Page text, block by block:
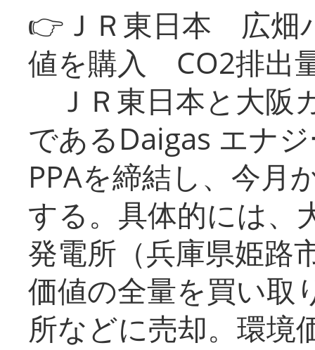
👉ＪＲ東日本 広畑
値を購入 CO2排出
ＪＲ東日本と大阪
であるDaigas エナ
PPAを締結し、今月
する。具体的には、
発電所（兵庫県姫路
価値の全量を買い取
所などに売却。環境